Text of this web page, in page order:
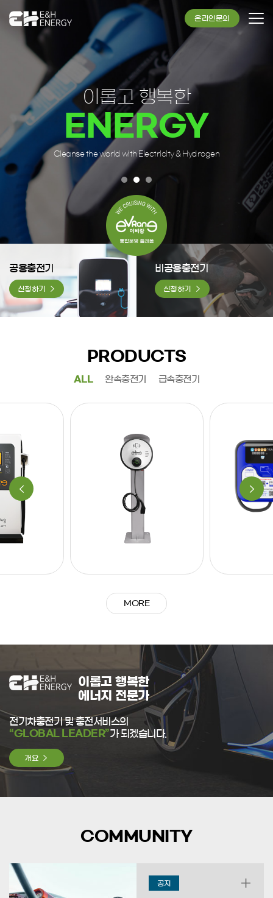
온라인문의
이롭고 행복한
ENERGY
Cleanse the world with Electricity & Hydrogen
공용충전기
신청하기
비공용충전기
신청하기
PRODUCTS
ALL 완속충전기 급속충전기
MORE
이롭고 행복한
에너지 전문가
전기차충전기 및 충전서비스의
“GLOBAL LEADER”가 되겠습니다.
개요
COMMUNITY
공지